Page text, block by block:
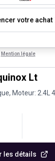
votre achat
Mention légale
Lt
Moteur: 2.4L
les détails